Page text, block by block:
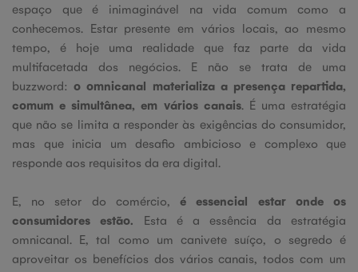
espaço que é inimaginável na vida comum como a
conhecemos. Estar presente em vários locais, ao mesmo
tempo, é hoje uma realidade que faz parte da vida
multifacetada dos negócios. E não se trata de uma
buzzword:o omnicanal materializa a presença repartida,
comum e simultânea, em vários canais. É uma estratégia
que não se limita a responder às exigências do consumidor,
mas que inicia um desafio ambicioso e complexo que
responde aos requisitos da era digital.
E, no setor do comércio, é essencial estar onde os
consumidores estão. Esta é a essência da estratégia
omnicanal. E, tal como um canivete suíço, o segredo é
aproveitar os benefícios dos vários canais, todos com um